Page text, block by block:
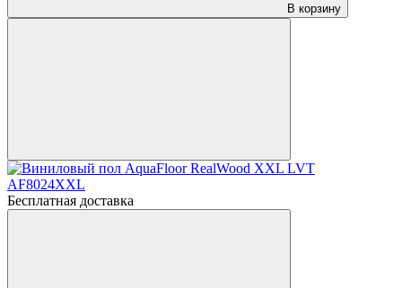
В корзину
Бесплатная доставка